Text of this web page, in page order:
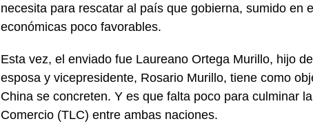
necesita para rescatar al país que gobierna, sumido en
económicas poco favorables.
Esta vez, el enviado fue Laureano Ortega Murillo, hijo
esposa y vicepresidente, Rosario Murillo, tiene como
China se concreten. Y es que falta poco para culminar
Comercio (TLC) entre ambas naciones.